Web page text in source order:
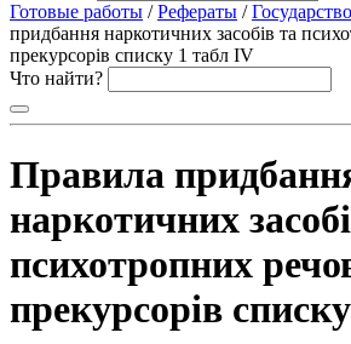
Готовые работы /Рефераты /
придбання наркотичних засобів та
прекурсорів списку 1 табл IV
Что найти?
Правила
наркотичних
психотропних
прекурсорів